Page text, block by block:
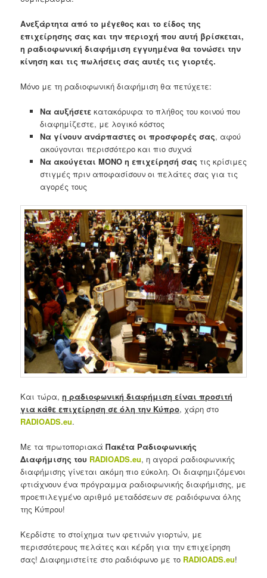
Ανεξάρτητα από το μέγεθος και το είδος της
επιχείρησης σας και την περιοχή που αυτή βρίσκεται,
η ραδιοφωνική διαφήμιση εγγυημένα θα τονώσει την
κίνηση και τις πωλήσεις σας αυτές τις γιορτές.
Μόνο με τη ραδιοφωνική διαφήμιση θα πετύχετε:
Να αυξήσετεκατακόρυφα το πλήθος του κοινού που
διαφημίζεστε, με λογικό κόστος
Να γίνουν ανάρπαστες οι προσφορές σας, αφού
ακούγονται περισσότερο και πιο συχνά
Να ακούγεται ΜΟΝΟ η επιχείρησή σας τις κρίσιμες
στιγμές πριν αποφασίσουν οι πελάτες σας για τις
αγορές τους
Και τώρα,η ραδιοφωνική διαφήμιση είναι προσιτή
για κάθε επιχείρηση σε όλη την Κύπρο, χάρη στο
RADIOADS.eu.
Με τα πρωτοποριακάΠακέτα Ραδιοφωνικής
Διαφήμισης του RADIOADS.eu, η αγορά ραδιοφωνικής
διαφήμισης γίνεται ακόμη πιο εύκολη. Οι διαφημιζόμενοι
φτιάχνουν ένα πρόγραμμα ραδιοφωνικής διαφήμισης, με
προεπιλεγμένο αριθμό μεταδόσεων σε ραδιόφωνα όλης
της Κύπρου!
Κερδίστε το στοίχημα των φετινών γιορτών, με
περισσότερους πελάτες και κέρδη για την επιχείρηση
σας! Διαφημιστείτε στο ραδιόφωνο με το RADIOADS.eu!